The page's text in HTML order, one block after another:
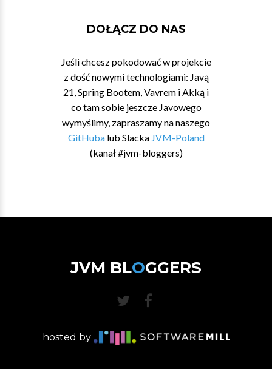
DOŁĄCZ DO NAS
Jeśli chcesz pokodować w projekcie
z dość nowymi technologiami: Javą
21, Spring Bootem, Vavrem i Akką i
co tam sobie jeszcze Javowego
wymyślimy, zapraszamy na naszego
GitHubalub Slacka JVM-Poland
(kanał #jvm-bloggers)
JVM BLOGGERS
hosted by